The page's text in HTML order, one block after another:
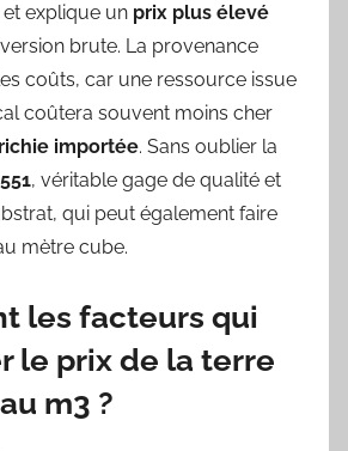
explique un prix plus élevé
brute. La provenance
coûts, car une ressource issue
coûtera souvent moins cher
importée. Sans oublier la
, véritable gage de qualité et
qui peut également faire
mètre cube.
les facteurs qui
le prix de la terre
m3 ?